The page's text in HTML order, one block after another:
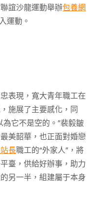
誼沙龍運動舉辦包養網
運動。
表現，寬大青年職工在
施展了主要感化，同
它不是空的。”裴毅皺
美韶華，也正面對婚戀
長職工的“外家人”，將
臺，供給好辦事，助力
另一半，組建屬于本身